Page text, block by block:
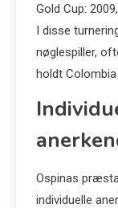
Gold Cup:
I disse
nøglespiller,
holdt
Ospinas
individuelle